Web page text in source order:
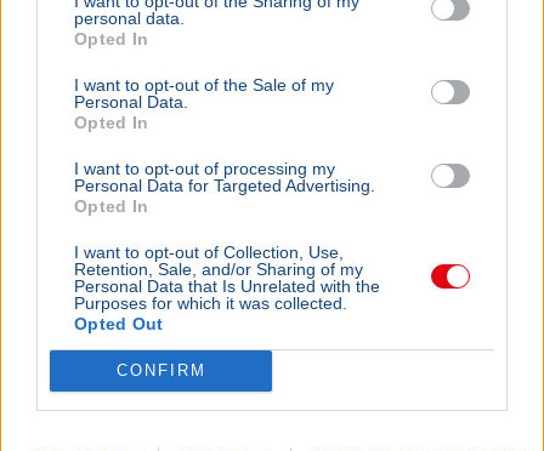
personal data.
Opted In
I want to opt-out of the Sale of my
Personal Data.
Opted In
I want to opt-out of processing my
Personal Data for Targeted Advertising.
Opted In
I want to opt-out of Collection, Use,
Retention, Sale, and/or Sharing of my
Personal Data that Is Unrelated with the
Purposes for which it was collected.
Opted Out
CONFIRM
Magyar Péter Köztársasági elnök
Parlament
A Tisza frakciója szombaton szavaz köztársaságielnök-
felkérést, a hivatalos jelölési határidő pedig hétfőn jár
Bővebben...
BELFÖLD 2026. augusztus 6.
Orbán Gáspár hatszor repült honvédségi
gépen Csádba és Nigerbe
Orbán Viktor Gulyás Gergely Csád
Honvédelem
Pálinkás Szilveszter